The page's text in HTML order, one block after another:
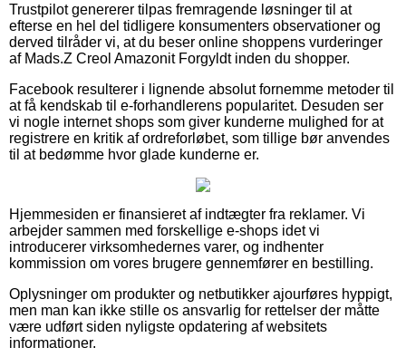
Trustpilot genererer tilpas fremragende løsninger til at
efterse en hel del tidligere konsumenters observationer og
derved tilråder vi, at du beser online shoppens vurderinger
af Mads.Z Creol Amazonit Forgyldt inden du shopper.
Facebook resulterer i lignende absolut fornemme metoder til
at få kendskab til e-forhandlerens popularitet. Desuden ser
vi nogle internet shops som giver kunderne mulighed for at
registrere en kritik af ordreforløbet, som tillige bør anvendes
til at bedømme hvor glade kunderne er.
Hjemmesiden er finansieret af indtægter fra reklamer. Vi
arbejder sammen med forskellige e-shops idet vi
introducerer virksomhedernes varer, og indhenter
kommission om vores brugere gennemfører en bestilling.
Oplysninger om produkter og netbutikker ajourføres hyppigt,
men man kan ikke stille os ansvarlig for rettelser der måtte
være udført siden nyligste opdatering af websitets
informationer.